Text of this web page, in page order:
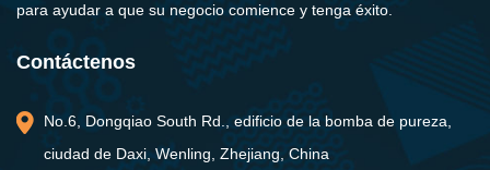
para ayudar a que su negocio comience y tenga éxito.
Contáctenos
No.6, Dongqiao South Rd., edificio de la bomba de pureza,
ciudad de Daxi, Wenling, Zhejiang, China